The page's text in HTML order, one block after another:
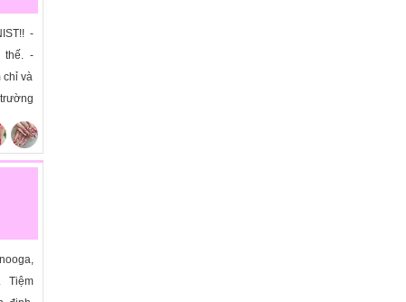
-
thế. -
chỉ và
Tiệm